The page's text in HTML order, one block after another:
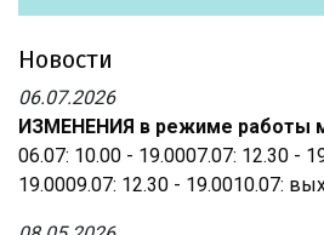
Новости
06.07.2026
ИЗМЕНЕНИЯ в режиме работы
06.07: 10.00 - 19.0007.07: 12.30 -
19.0009.07: 12.30 - 19.0010.07: